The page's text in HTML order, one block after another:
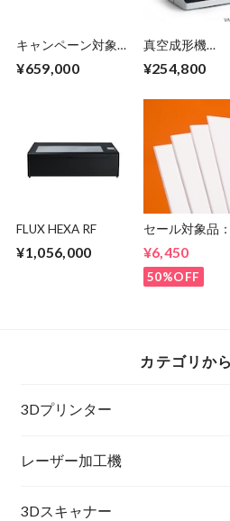
キャンペーン対象
II - 2
¥659,000
真空成形機
¥254,800
FLUX HEXA RF
¥1,056,000
セール対象品：
ト HIPS 白
¥6,450
50%OFF
カテゴリか
3Dプリンター
レーザー加工機
3Dスキャナー